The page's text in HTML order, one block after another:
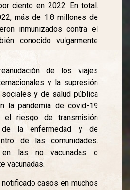
ciento en 2022. En total,
más de 1.8 millones de
inmunizados contra el
conocido vulgarmente
de los viajes
y la supresión
y de salud pública
la pandemia de covid-19
el riesgo de transmisión
de la enfermedad y de
de las comunidades,
en las no vacunadas o
vacunadas.
casos en muchos